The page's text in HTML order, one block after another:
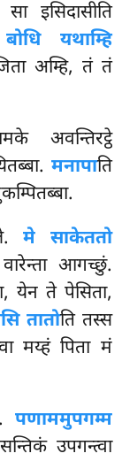
इसिदासीति
यथाम्हि
अम्हि, तं तं
अवन्तिरट्ठे
मनापाति
मे साकेततो
आगच्छुं.
येन ते पेसिता,
तातोति तस्स
मय्हं पिता मं
पणाममुपगम्म
सन्तिकं उपगन्त्वा